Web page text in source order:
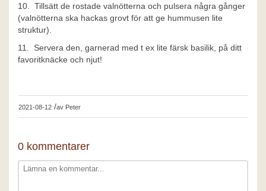
10. Tillsätt de rostade valnötterna och pulsera några gånger
(valnötterna ska hackas grovt för att ge hummusen lite
struktur).
11. Servera den, garnerad med t ex lite färsk basilik, på ditt
favoritknäcke och njut!
2021-08-12 /av Peter
0 kommentarer